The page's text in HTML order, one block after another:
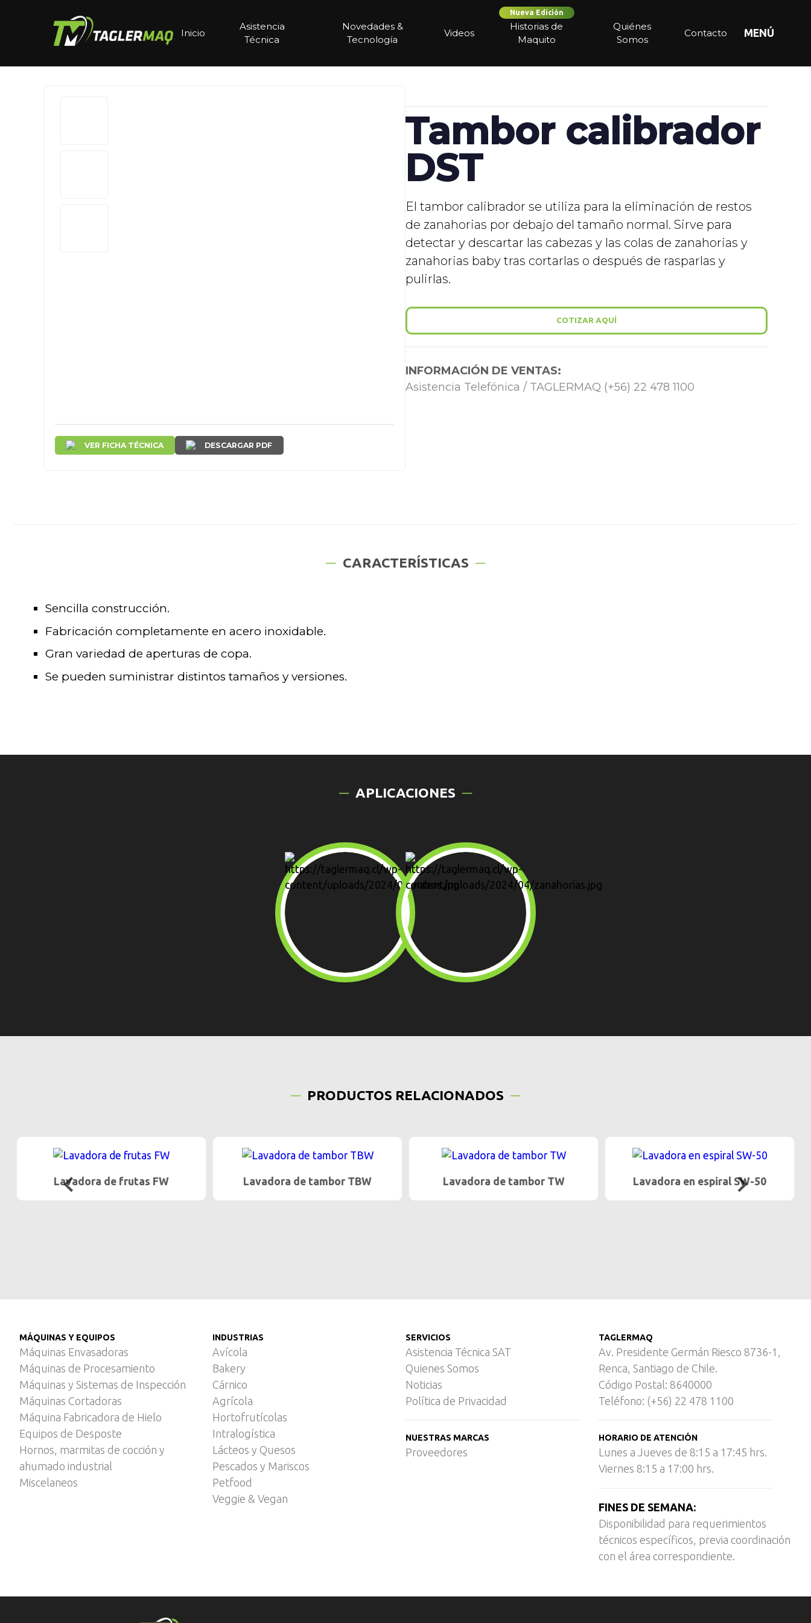
Inicio
Asistencia
Técnica
Novedades &
Tecnología
Videos
Nueva Edición
Historias de
Maquito
Quiénes
Somos
Contacto MENÚ
VER FICHA TÉCNICA DESCARGAR PDF
Tambor calibrador
DST
El tambor calibrador se utiliza para la eliminación de restos
de zanahorias por debajo del tamaño normal. Sirve para
detectar y descartar las cabezas y las colas de zanahorias y
zanahorias baby tras cortarlas o después de rasparlas y
pulirlas.
COTIZAR AQUÍ
INFORMACIÓN DE VENTAS:
Asistencia Telefónica / TAGLERMAQ (+56) 22 478 1100
CARACTERÍSTICAS
Sencilla construcción.
Fabricación completamente en acero inoxidable.
Gran variedad de aperturas de copa.
Se pueden suministrar distintos tamaños y versiones.
APLICACIONES
PRODUCTOS RELACIONADOS
Lavadora de frutas FW Lavadora de tambor TBW Lavadora de tambor TW Lavadora en espiral SW-50
MÁQUINAS Y EQUIPOS
Máquinas Envasadoras
Máquinas de Procesamiento
Máquinas y Sistemas de Inspección
Máquinas Cortadoras
Máquina Fabricadora de Hielo
Equipos de Desposte
Hornos, marmitas de cocción y
ahumado industrial
Miscelaneos
INDUSTRIAS
Avícola
Bakery
Cárnico
Agrícola
Hortofrutícolas
Intralogística
Lácteos y Quesos
Pescados y Mariscos
Petfood
Veggie & Vegan
SERVICIOS
Asistencia Técnica SAT
Quienes Somos
Noticias
Política de Privacidad
NUESTRAS MARCAS
Proveedores
TAGLERMAQ
Av. Presidente Germán Riesco 8736-1,
Renca, Santiago de Chile.
Código Postal: 8640000
Teléfono: (+56) 22 478 1100
HORARIO DE ATENCIÓN
Lunes a Jueves de 8:15 a 17:45 hrs.
Viernes 8:15 a 17:00 hrs.
FINES DE SEMANA:
Disponibilidad para requerimientos
técnicos específicos, previa coordinación
con el área correspondiente.